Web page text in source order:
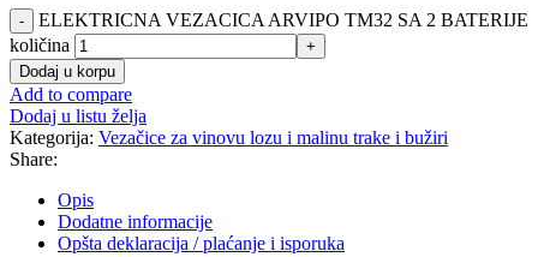
ELEKTRICNA VEZACICA ARVIPO TM32 SA 2 BATERIJE
količina
Dodaj u korpu
Add to compare
Dodaj u listu želja
Kategorija: Vezačice za vinovu lozu i malinu trake i bužiri
Share:
Opis
Dodatne informacije
Opšta deklaracija / plaćanje i isporuka